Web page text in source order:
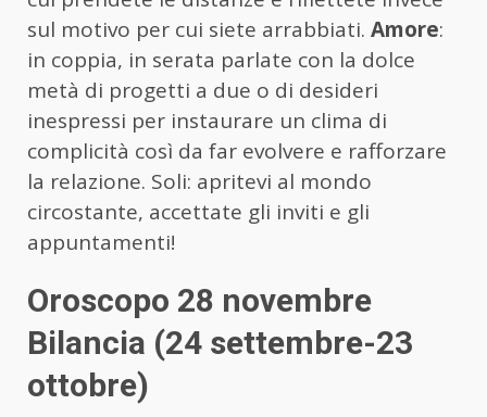
sul motivo per cui siete arrabbiati. Amore:
in coppia, in serata parlate con la dolce
metà di progetti a due o di desideri
inespressi per instaurare un clima di
complicità così da far evolvere e rafforzare
la relazione. Soli: apritevi al mondo
circostante, accettate gli inviti e gli
appuntamenti!
Oroscopo 28 novembre
Bilancia (24 settembre-23
ottobre)